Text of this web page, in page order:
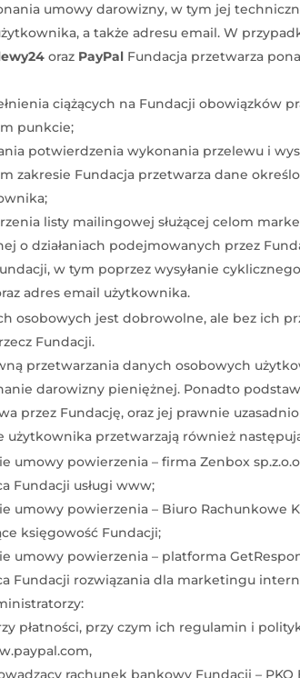
umowy darowizny, w tym jej
a także adresu email. W
oraz PayPalFundacja przetwarza
ciążących na Fundacji obowiązków
punkcie;
potwierdzenia wykonania przelewu i
zakresie Fundacja przetwarza dane
listy mailingowej służącej celom
o działaniach podejmowanych przez
w tym poprzez wysyłanie
adres email użytkownika.
osobowych jest dobrowolne, ale bez ich
Fundacji.
przetwarzania danych osobowych
darowizny pieniężnej. Ponadto
przez Fundację, oraz jej prawnie
użytkownika przetwarzają również
umowy powierzenia – firma Zenbox
Fundacji usługi www;
umowy powierzenia – Biuro Rachunkowe
księgowość Fundacji;
umowy powierzenia – platforma
Fundacji rozwiązania dla marketingu
płatności, przy czym ich regulamin i
rachunek bankowy Fundacji – PKO